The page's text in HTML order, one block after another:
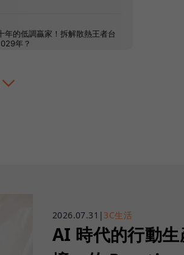
2026.07.31 | 3C生活
AI 時代的行動